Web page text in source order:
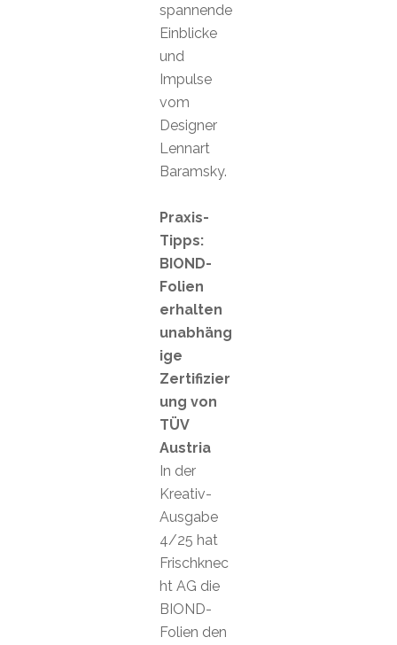
spannende
Einblicke
und
Impulse
vom
Designer
Lennart
Baramsky.
Praxis-
Tipps:
BIOND-
Folien
erhalten
unabhäng
ige
Zertifizier
ung von
TÜV
Austria
In der
Kreativ-
Ausgabe
4/25 hat
Frischknec
ht AG die
BIOND-
Folien den